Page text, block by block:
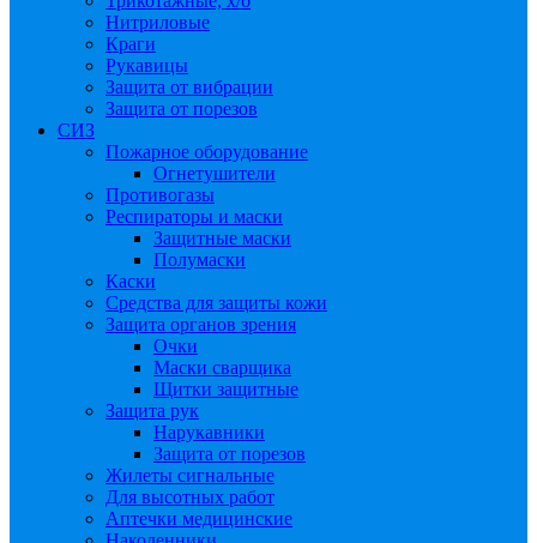
Нитриловые
Краги
Рукавицы
Защита от вибрации
Защита от порезов
СИЗ
Пожарное оборудование
Огнетушители
Противогазы
Респираторы и маски
Защитные маски
Полумаски
Каски
Средства для защиты кожи
Защита органов зрения
Очки
Маски сварщика
Щитки защитные
Защита рук
Нарукавники
Защита от порезов
Жилеты сигнальные
Для высотных работ
Аптечки медицинские